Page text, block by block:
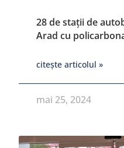
28 de stații de
Arad cu
citește articolul »
mai 25, 2024